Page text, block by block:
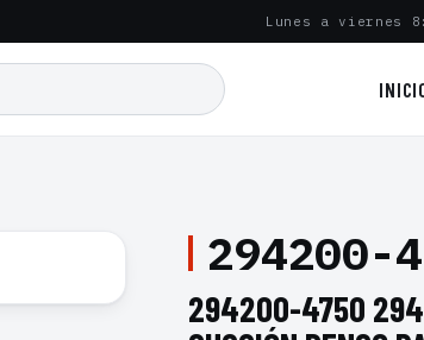
Lunes a viernes
294200-
294200-4750